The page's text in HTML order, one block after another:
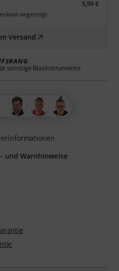
5,90 €
angezeigt.
Versand
sonstige Blasinstrumente
und Warnhinweise